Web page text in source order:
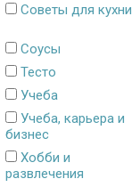
Советы для кухни
Соусы
Тесто
Учеба
Учеба, карьера и
бизнес
Хобби и
развлечения